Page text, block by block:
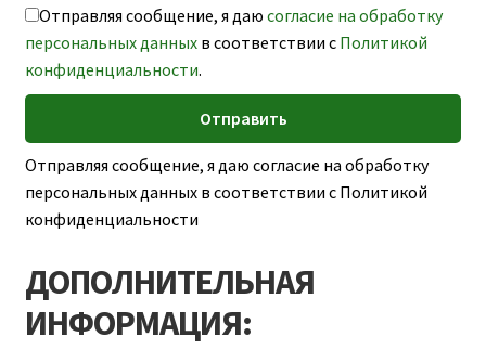
Отправляя сообщение, я даю согласие на обработку
персональных данныхв соответствии с Политикой
конфиденциальности.
Отправляя сообщение, я даю согласие на обработку
персональных данных в соответствии с Политикой
конфиденциальности
ДОПОЛНИТЕЛЬНАЯ
ИНФОРМАЦИЯ: